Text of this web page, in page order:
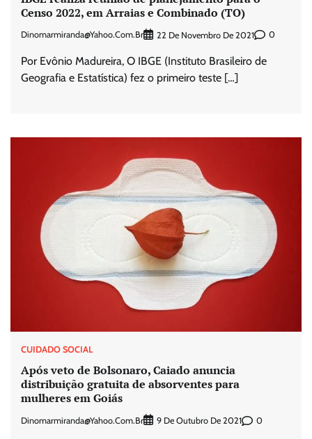
Censo 2022, em Arraias e Combinado (TO)
Dinomarmiranda@yahoo.com.br 22 De Novembro De 2021 0
Por Evônio Madureira, O IBGE (Instituto Brasileiro de
Geografia e Estatística) fez o primeiro teste […]
CUIDADO SOCIAL
Após veto de Bolsonaro, Caiado anuncia
distribuição gratuita de absorventes para
mulheres em Goiás
Dinomarmiranda@yahoo.com.br 9 De Outubro De 2021 0